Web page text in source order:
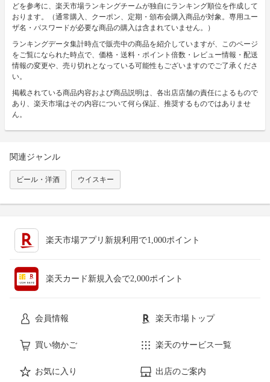
どを参考に、楽天市場ランキングチームが独自にランキング順位を作成して
おります。（通常購入、クーポン、定期・頒布会購入商品が対象。専用ユー
ザ名・パスワードが必要な商品の購入は含まれていません。）
ランキングデータ集計時点で販売中の商品を紹介していますが、このページ
をご覧になられた時点で、価格・送料・ポイント倍数・レビュー情報・配送
情報の変更や、売り切れとなっている可能性もございますのでご了承くださ
い。
掲載されている商品内容および商品説明は、各出店店舗の責任によるもので
あり、楽天市場はその内容について何ら保証、推奨するものではありませ
ん。
関連ジャンル
ビール・洋酒 ウイスキー
楽天市場アプリ新規利用で1,000ポイント
楽天カード新規入会で2,000ポイント
会員情報 楽天市場トップ
買い物かご 楽天のサービス一覧
お気に入り 出店のご案内